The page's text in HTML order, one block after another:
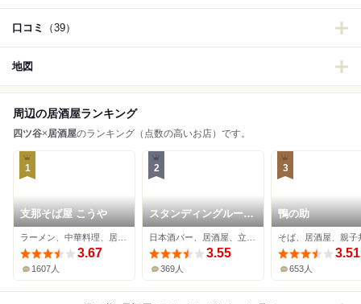
口コミ （39）
地図
周辺の居酒屋ランキング
四ツ谷×居酒屋のランキング（点数の高いお店）です。
1
支那そば屋 こうや
3.67
1607人
2
スタンディングルーム
鈴傳 四ツ谷
3.55
369人
3
鴨の助
そば、居酒屋、親子
3.51
653人